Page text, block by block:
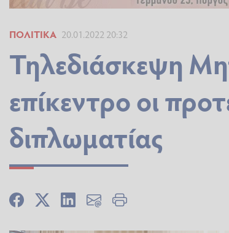
ΠΟΛΙΤΙΚΆ 20.01.2022 20:32
Τηλεδιάσκεψη
επίκεντρο οι
διπλωματίας